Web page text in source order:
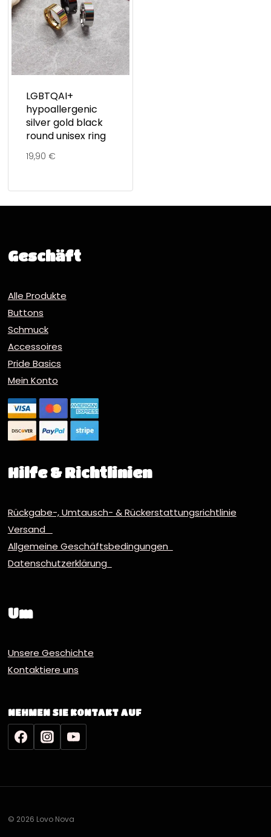
LGBTQAI+
hypoallergenic
silver gold black
round unisex ring
19,90 €
Geschäft
Alle Produkte
Buttons
Schmuck
Accessoires
Pride Basics
Mein Konto
Hilfe & Richtlinien
Rückgabe-, Umtausch- & Rückerstattungsrichtlinie
Versand
Allgemeine Geschäftsbedingungen
Datenschutzerklärung
Um
Unsere Geschichte
Kontaktiere uns
NEHMEN SIE KONTAKT AUF
© 2026 Lovo Nova